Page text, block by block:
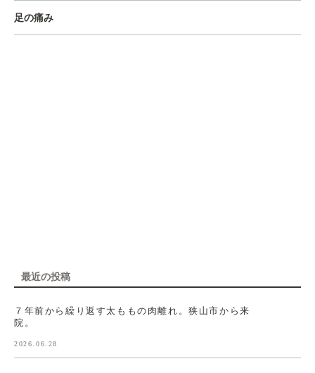
足の痛み
最近の投稿
７年前から繰り返す太ももの肉離れ。狭山市から来
院。
2026.06.28